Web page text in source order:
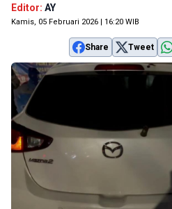
Editor: AY
Kamis, 05 Februari 2026 | 16:20 WIB
Share Tweet